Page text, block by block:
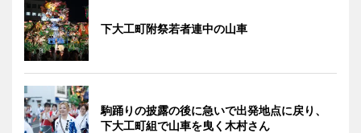
下大工町附祭若者連中の山車
駒踊りの披露の後に急いで出発地点に戻り、
下大工町組で山車を曳く木村さん